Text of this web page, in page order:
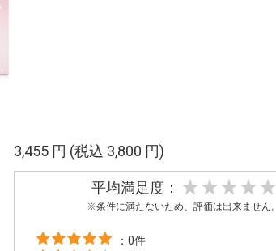
3,455 円 (税込 3,800 円)
平均満足度：
※条件に満たないため、評価は出来ません。
：0件